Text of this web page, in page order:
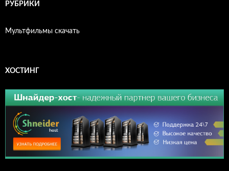
РУБРИКИ
Мультфильмы скачать
ХОСТИНГ